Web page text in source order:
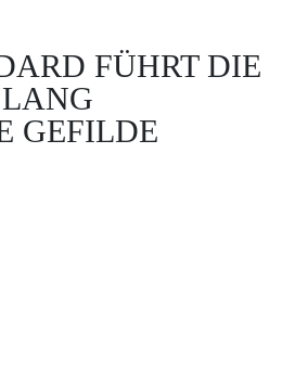
FÜHRT DIE
GEFILDE